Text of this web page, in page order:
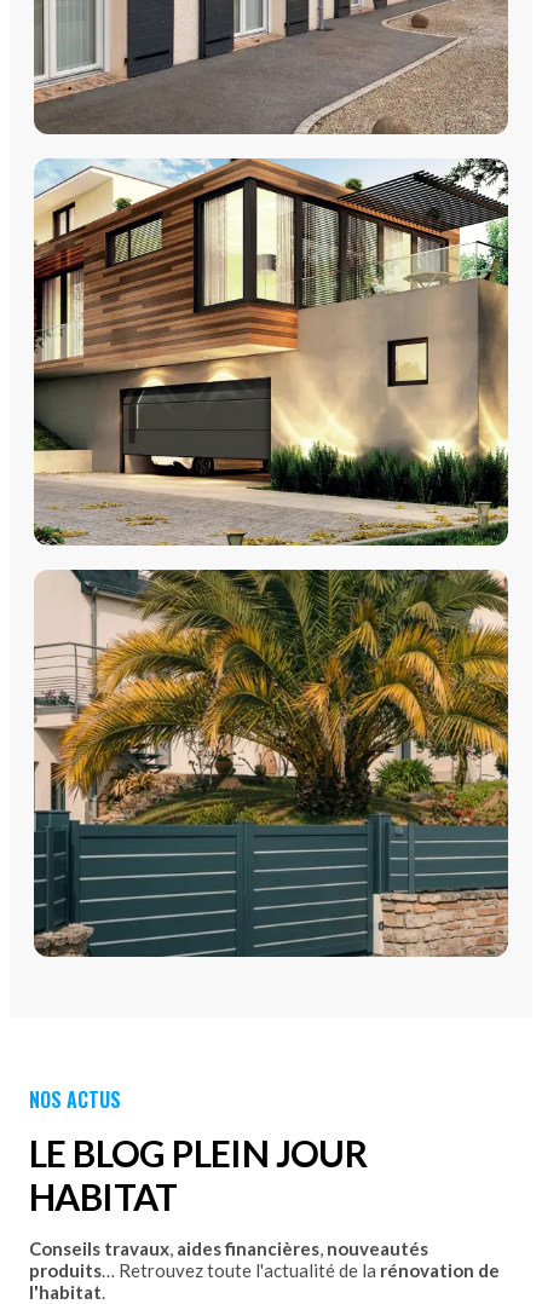
VOLETS
Volets Roulants Volets Coulissants Volets Battants
Découvrez nos volets roulants, coulissants et battants avec
pose par les équipes Plein Jour Habitat.
DÉCOUVRIR
PORTES DE GARAGE
Portes de garage - Sectionnelles
Portes de garage - Battantes
Portes de garage - Latérales
Découvrez nos portes de garage sectionnelles, basculantes
et motorisées avec pose par les équipes Plein Jour Habitat.
DÉCOUVRIR
coulissants avec pose par les équipes Plein Jour Habitat.
DÉCOUVRIR
NOS ACTUS
LE BLOG PLEIN JOUR
HABITAT
Conseils travaux, aides financières, nouveautés
produits… Retrouvez toute l'actualité de la rénovation de
l'habitat.